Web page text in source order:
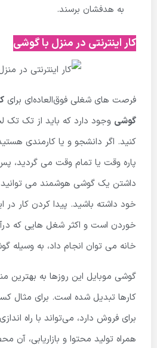
به هدفشان برسند.
کار اینترنتی در منزل با گوشی
فرصت های شغلی فوق‌العاده‌ای برای
گوشی وجود دارد که باید از تک
کنید. اگر دانشجو و یا کارمندی
پاره وقت یا تمام وقت می گردید،
داشتن یک گوشی هوشمند می توانید
خود داشته باشید. پیدا کردن کار در
خوردن است و اکثر شغل هایی که
خانه می توان انجام داد، به وسیله
گوشی موبایل این روزها به بهترین
کارها تبدیل شده است. برای مثال
برای فروش دارد، می‌تواند با راه
همراه تولید محتوا و بازاریابی،